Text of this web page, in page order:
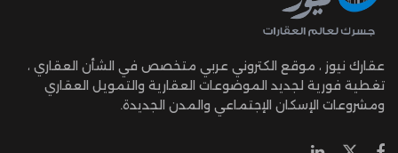
عقارك نيوز ، موقع الكتروني عربي متخصص في الشأن العقاري ،
تغطية فورية لجديد الموضوعات العقارية والتمويل العقاري
ومشروعات الإسكان الإجتماعي والمدن الجديدة.